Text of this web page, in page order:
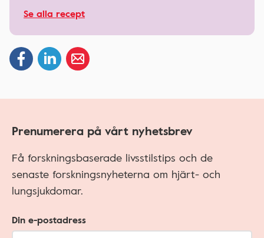
Se alla recept
Prenumerera på vårt nyhetsbrev
Få forskningsbaserade livsstilstips och de
senaste forskningsnyheterna om hjärt- och
lungsjukdomar.
Din e-postadress